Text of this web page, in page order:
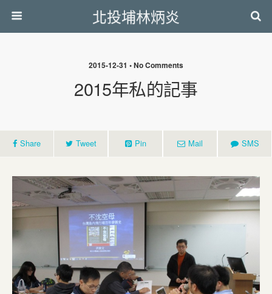
北投埔林炳炎
2015-12-31 • No Comments
2015年私的記事
Share Tweet Pin Mail SMS